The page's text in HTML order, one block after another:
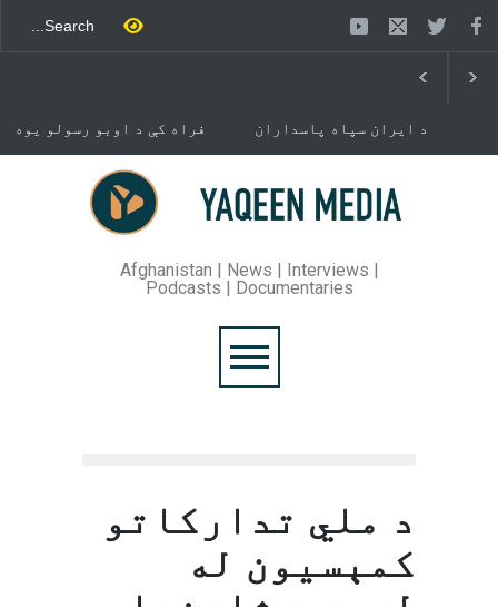
فراه کې د اوبو رسولو یوه
د ایران سپاه پاسداران
د تندلارې فلسطينۍ ډلې د
هنيه په
تهران کې وژل شوی دی.
خوست کې د غلام خان لار
بیرته خلاصه شوه
Afghanistan | News | Interviews |
Podcasts | Documentaries
د ملي تدارکاتو
کمېسیون له